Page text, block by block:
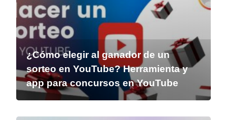
¿Cómo elegir al ganador de un
sorteo en YouTube? Herramienta y
app para concursos en YouTube